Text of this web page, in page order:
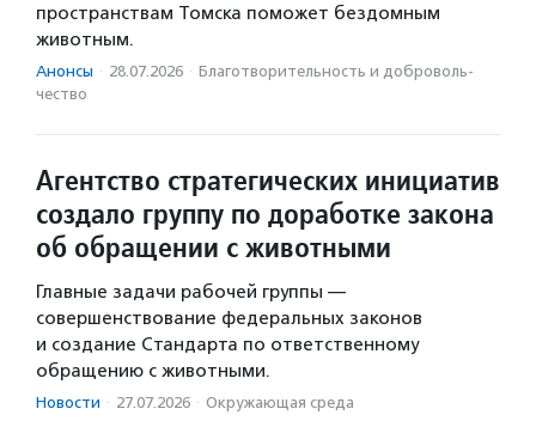
пространствам Томска поможет бездомным
животным.
Анонсы · 28.07.2026 · Благотвори­тель­ность и доброволь­
чест­во
Агентство стратегических инициатив
создало группу по доработке закона
об обращении с животными
Главные задачи рабочей группы —
совершенствование федеральных законов
и создание Стандарта по ответственному
обращению с животными.
Новости · 27.07.2026 · Окружающая среда